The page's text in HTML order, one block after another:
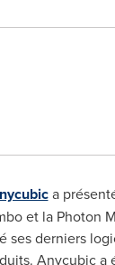
a
et la
derniers
Anycubic